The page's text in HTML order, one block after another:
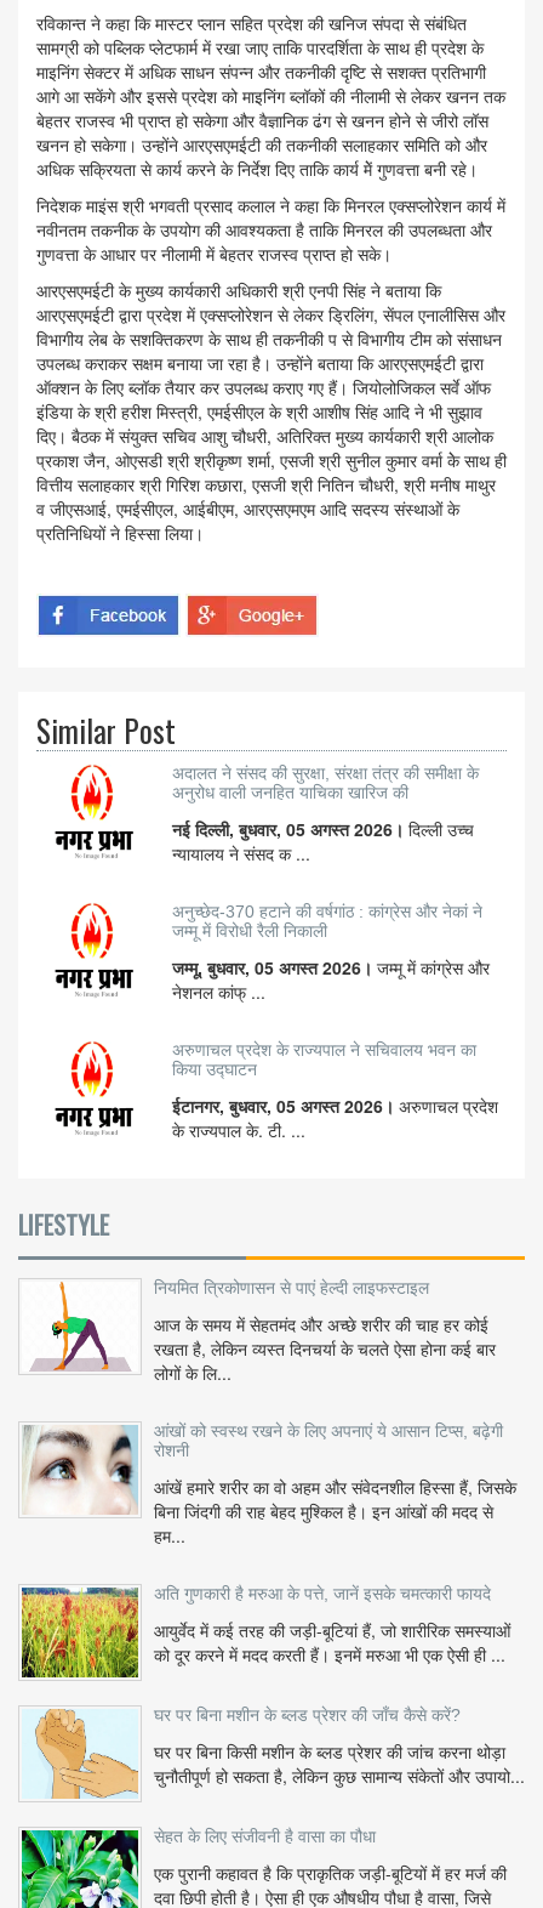
रविकान्त ने कहा कि मास्टर प्लान सहित प्रदेश की खनिज संपदा से संबंधित
सामग्री को पब्लिक प्लेटफार्म में रखा जाए ताकि पारदर्शिता के साथ ही प्रदेश के
माइनिंग सेक्टर में अधिक साधन संपन्न और तकनीकी दृष्टि से सशक्त प्रतिभागी
आगे आ सकेंगे और इससे प्रदेश को माइनिंग ब्लॉकों की नीलामी से लेकर खनन तक
बेहतर राजस्व भी प्राप्त हो सकेगा और वैज्ञानिक ढंग से खनन होने से जीरो लॉस
खनन हो सकेगा। उन्होंने आरएसएमईटी की तकनीकी सलाहकार समिति को और
अधिक सक्रियता से कार्य करने के निर्देश दिए ताकि कार्य मेें गुणवत्ता बनी रहे।
निदेशक माइंस श्री भगवती प्रसाद कलाल ने कहा कि मिनरल एक्सप्लोरेशन कार्य में
नवीनतम तकनीक के उपयोग की आवश्यकता है ताकि मिनरल की उपलब्धता और
गुणवत्ता के आधार पर नीलामी में बेहतर राजस्व प्राप्त हो सके।
आरएसएमईटी के मुख्य कार्यकारी अधिकारी श्री एनपी सिंह ने बताया कि
आरएसएमईटी द्वारा प्रदेश में एक्सप्लोरेशन से लेकर ड्रिलिंग, सेंपल एनालीसिस और
विभागीय लेब के सशक्तिकरण के साथ ही तकनीकी प से विभागीय टीम को संसाधन
उपलब्ध कराकर सक्षम बनाया जा रहा है। उन्होंने बताया कि आरएसएमईटी द्वारा
ऑक्शन के लिए ब्लॉक तैयार कर उपलब्ध कराए गए हैं। जियोलोजिकल सर्वे ऑफ
इंडिया के श्री हरीश मिस्त्री, एमईसीएल के श्री आशीष सिंह आदि ने भी सुझाव
दिए। बैठक में संयुक्त सचिव आशु चौधरी, अतिरिक्त मुख्य कार्यकारी श्री आलोक
प्रकाश जैन, ओएसडी श्री श्रीकृष्ण शर्मा, एसजी श्री सुनील कुमार वर्मा केे साथ ही
वित्तीय सलाहकार श्री गिरिश कछारा, एसजी श्री नितिन चौधरी, श्री मनीष माथुर
व जीएसआई, एमईसीएल, आईबीएम, आरएसएमएम आदि सदस्य संस्थाओं के
प्रतिनिधियों ने हिस्सा लिया।
Similar Post
अदालत ने संसद की सुरक्षा, संरक्षा तंत्र की समीक्षा के
अनुरोध वाली जनहित याचिका खारिज की
नई दिल्ली, बुधवार, 05 अगस्त 2026। दिल्ली उच्च
न्यायालय ने संसद क ...
अनुच्छेद-370 हटाने की वर्षगांठ : कांग्रेस और नेकां ने
जम्मू में विरोधी रैली निकाली
जम्मू, बुधवार, 05 अगस्त 2026। जम्मू में कांग्रेस और
नेशनल कांफ् ...
अरुणाचल प्रदेश के राज्यपाल ने सचिवालय भवन का
किया उद्घाटन
ईटानगर, बुधवार, 05 अगस्त 2026। अरुणाचल प्रदेश
के राज्यपाल के. टी. ...
LIFESTYLE
नियमित त्रिकोणासन से पाएं हेल्दी लाइफस्टाइल
आज के समय में सेहतमंद और अच्छे शरीर की चाह हर कोई
रखता है, लेकिन व्यस्त दिनचर्या के चलते ऐसा होना कई बार
लोगों के लि...
आंखों को स्वस्थ रखने के लिए अपनाएं ये आसान टिप्स, बढ़ेगी
रोशनी
आंखें हमारे शरीर का वो अहम और संवेदनशील हिस्सा हैं, जिसके
बिना जिंदगी की राह बेहद मुश्किल है। इन आंखों की मदद से
हम...
अति गुणकारी है मरुआ के पत्ते, जानें इसके चमत्कारी फायदे
आयुर्वेद में कई तरह की जड़ी-बूटियां हैं, जो शारीरिक समस्याओं
को दूर करने में मदद करती हैं। इनमें मरुआ भी एक ऐसी ही ...
घर पर बिना मशीन के ब्लड प्रेशर की जाँच कैसे करें?
घर पर बिना किसी मशीन के ब्लड प्रेशर की जांच करना थोड़ा
चुनौतीपूर्ण हो सकता है, लेकिन कुछ सामान्य संकेतों और उपायो...
सेहत के लिए संजीवनी है वासा का पौधा
एक पुरानी कहावत है कि प्राकृतिक जड़ी-बूटियों में हर मर्ज की
दवा छिपी होती है। ऐसा ही एक औषधीय पौधा है वासा, जिसे